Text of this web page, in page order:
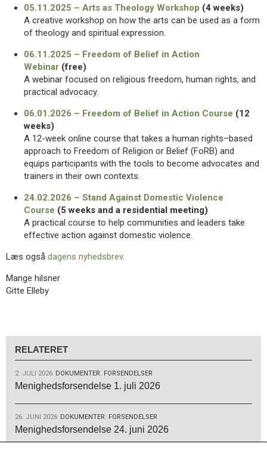
05.11.2025 – Arts as Theology Workshop (4 weeks)
A creative workshop on how the arts can be used as a form
of theology and spiritual expression.
06.11.2025 – Freedom of Belief in Action
Webinar (free)
A webinar focused on religious freedom, human rights, and
practical advocacy.
06.01.2026 – Freedom of Belief in Action Course (12
weeks)
A 12-week online course that takes a human rights–based
approach to Freedom of Religion or Belief (FoRB) and
equips participants with the tools to become advocates and
trainers in their own contexts.
24.02.2026 – Stand Against Domestic Violence
Course (5 weeks and a residential meeting)
A practical course to help communities and leaders take
effective action against domestic violence.
Læs også dagens nyhedsbrev.
Mange hilsner
Gitte Elleby
RELATERET
2. JULI 2026 DOKUMENTER, FORSENDELSER
Menighedsforsendelse 1. juli 2026
26. JUNI 2026 DOKUMENTER, FORSENDELSER
Menighedsforsendelse 24. juni 2026